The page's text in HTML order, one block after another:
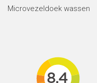
Microvezeldoek wassen